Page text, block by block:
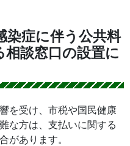
染症に伴う公共料
談窓口の設置に
を受け、市税や国民健康
な方は、支払いに関する
があります。